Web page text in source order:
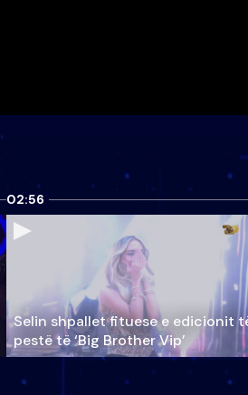
02:56
Selin shpallet fituese e edicionit
pestë të ‘Big Brother Vip’